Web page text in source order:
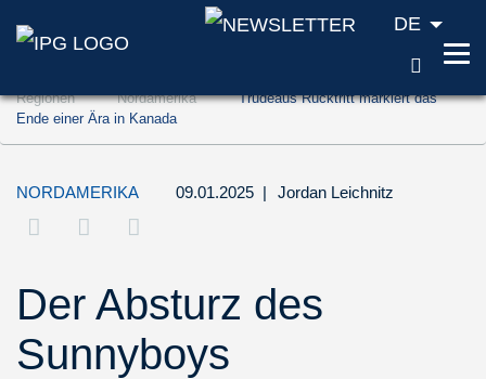
Zum Inhalt springen (Accesskey '1')
Zur Suche springen (Accesskey '2')
DE
Regionen Nordamerika
Trudeaus Rücktritt markiert das
Ende einer Ära in Kanada
NORDAMERIKA 09.01.2025 | Jordan Leichnitz
Der Absturz des
Sunnyboys